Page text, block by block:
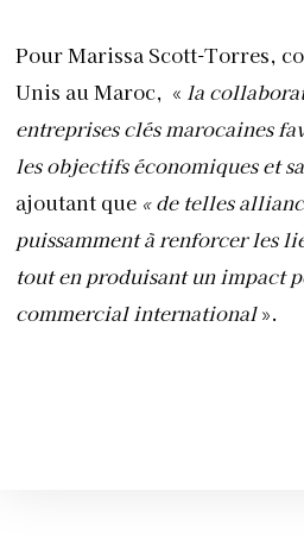
Pour Marissa Scott-Torres,
Unis au Maroc, « la
entreprises clés marocaines
les objectifs économiques et
ajoutant que « de telles
puissamment à renforcer les
tout en produisant un impact
commercial international».